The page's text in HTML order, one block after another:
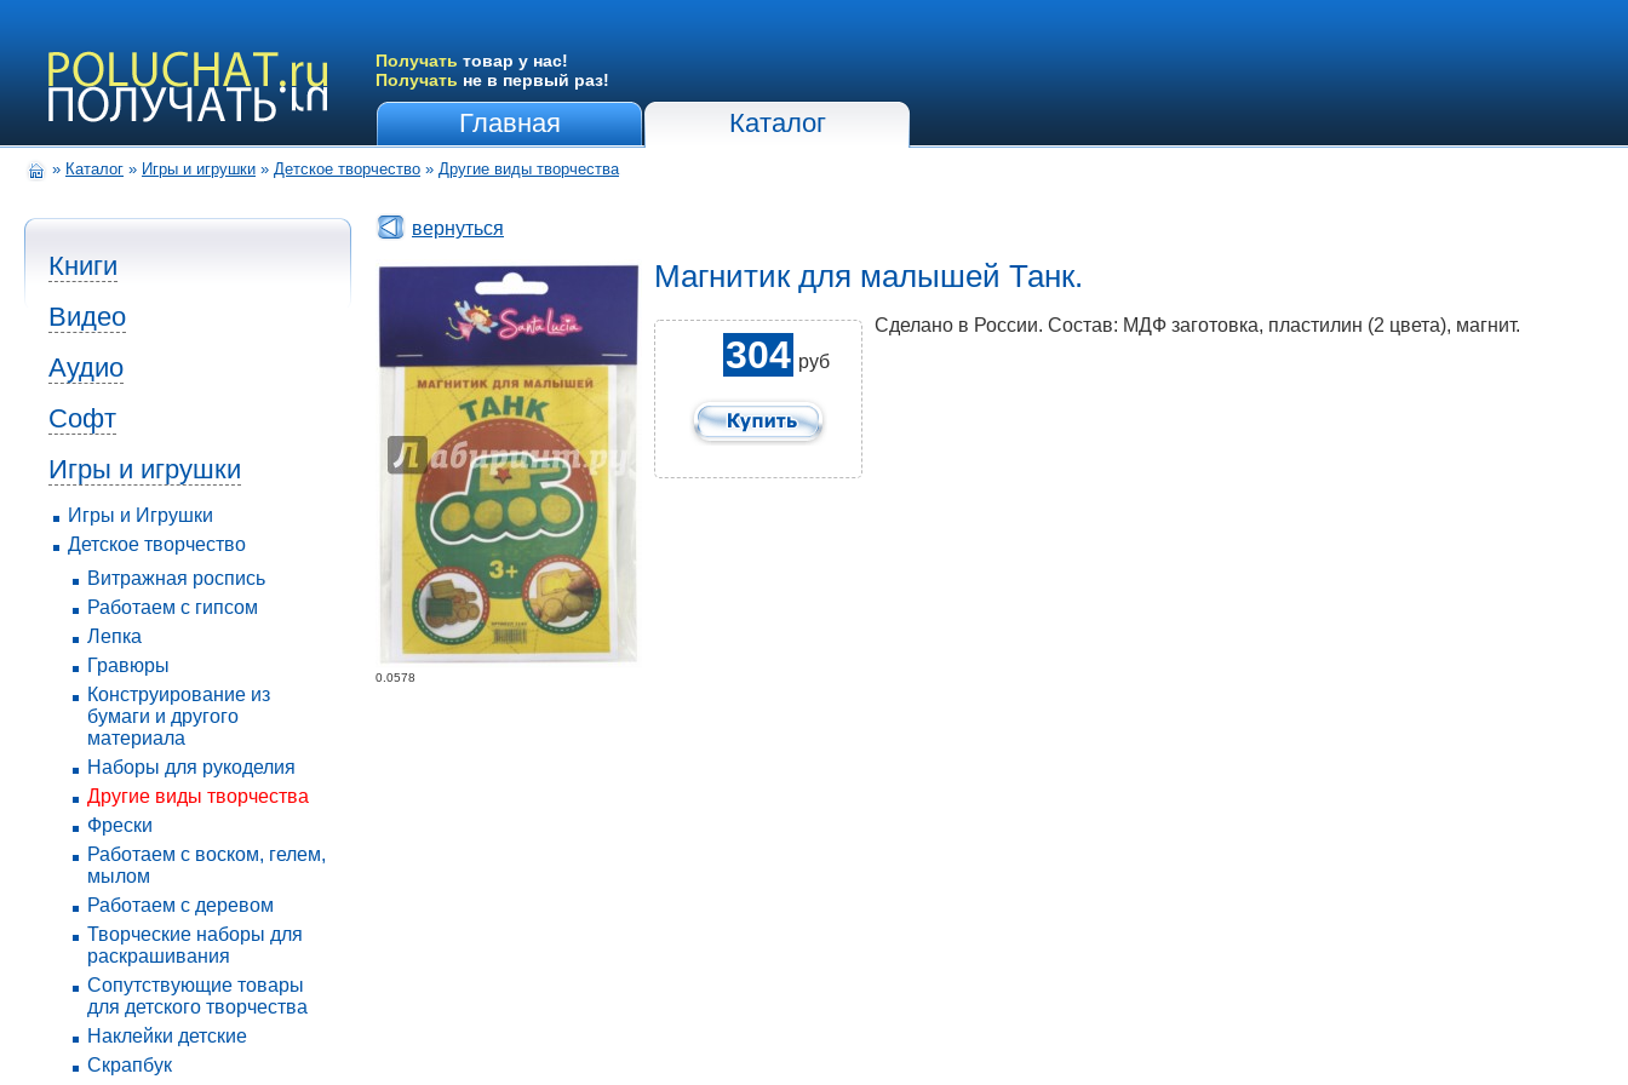
Получать товар у нас!
Получать не в первый раз!
Главная Каталог
» Каталог » Игры и игрушки » Детское творчество » Другие виды творчества
Книги
Видео
Аудио
Софт
Игры и игрушки
Игры и Игрушки
Детское творчество
Витражная роспись
Работаем с гипсом
Лепка
Гравюры
Конструирование из
бумаги и другого
материала
Наборы для рукоделия
Другие виды творчества
Фрески
Работаем с воском, гелем,
мылом
Работаем с деревом
Творческие наборы для
раскрашивания
Сопутствующие товары
для детского творчества
Наклейки детские
Скрапбук
вернуться
Магнитик для малышей Танк.
304 руб
Сделано в России. Состав: МДФ заготовка, пластилин (2 цвета), магнит.
0.0578